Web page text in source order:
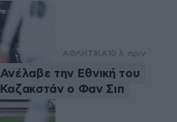
ΑΘΛΗΤΙΚΑ 10 λ. πριν
Ανέλαβε την Εθνική του
Καζακστάν ο Φαν Σιπ